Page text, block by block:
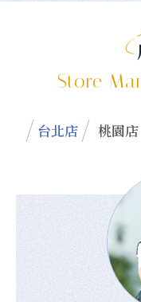
Store
台北店 桃園店